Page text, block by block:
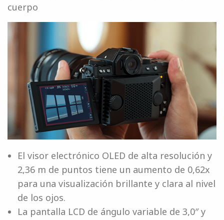
cuerpo
El visor electrónico OLED de alta resolución y
2,36 m de puntos tiene un aumento de 0,62x
para una visualización brillante y clara al nivel
de los ojos.
La pantalla LCD de ángulo variable de 3,0″ y